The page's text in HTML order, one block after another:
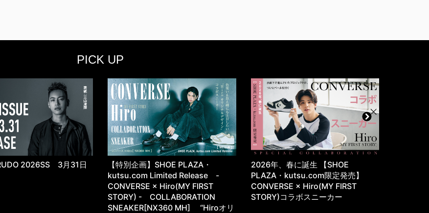
PICK UP
2026SS 3月31日
【特別企画】SHOE PLAZA・
kutsu.com Limited Release -
CONVERSE × Hiro(MY FIRST
STORY) - COLLABORATION
SNEAKER[NX360 MH] “Hiroオリ
2026年、春に誕生 【SHOE
PLAZA・kutsu.com限定発売】
CONVERSE × Hiro(MY FIRST
STORY)コラボスニーカー